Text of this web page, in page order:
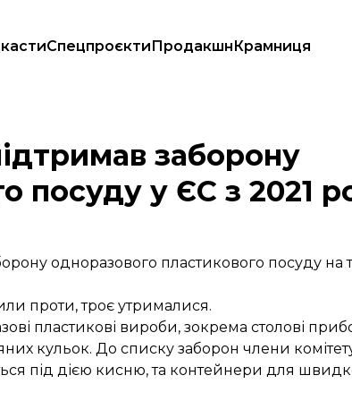
СпецпроєктиПродакшнКрамниця
у ЄС з 2021 року
заборону
посуду у ЄС з 2021
одноразового пластикового посуду на
проти, троє утрималися.
пластикові вироби, зокрема столові
кульок. До списку заборон члени
під дією кисню, та контейнери для